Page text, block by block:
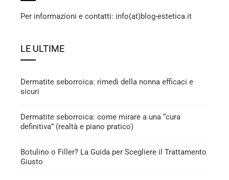
Per informazioni e contatti: info(at)blog-estetica.it
LE ULTIME
Dermatite seborroica: rimedi della nonna efficaci e
sicuri
Dermatite seborroica: come mirare a una “cura
definitiva” (realtà e piano pratico)
Botulino o Filler? La Guida per Scegliere il Trattamento
Giusto